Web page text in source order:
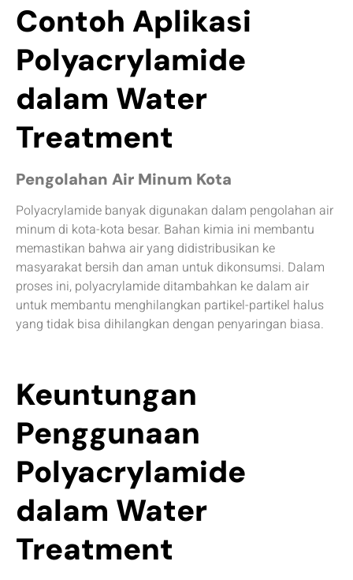
Contoh Aplikasi
Polyacrylamide
dalam Water
Treatment
Pengolahan Air Minum Kota
Polyacrylamide banyak digunakan dalam pengolahan air
minum di kota-kota besar. Bahan kimia ini membantu
memastikan bahwa air yang didistribusikan ke
masyarakat bersih dan aman untuk dikonsumsi. Dalam
proses ini, polyacrylamide ditambahkan ke dalam air
untuk membantu menghilangkan partikel-partikel halus
yang tidak bisa dihilangkan dengan penyaringan biasa.
Keuntungan
Penggunaan
Polyacrylamide
dalam Water
Treatment